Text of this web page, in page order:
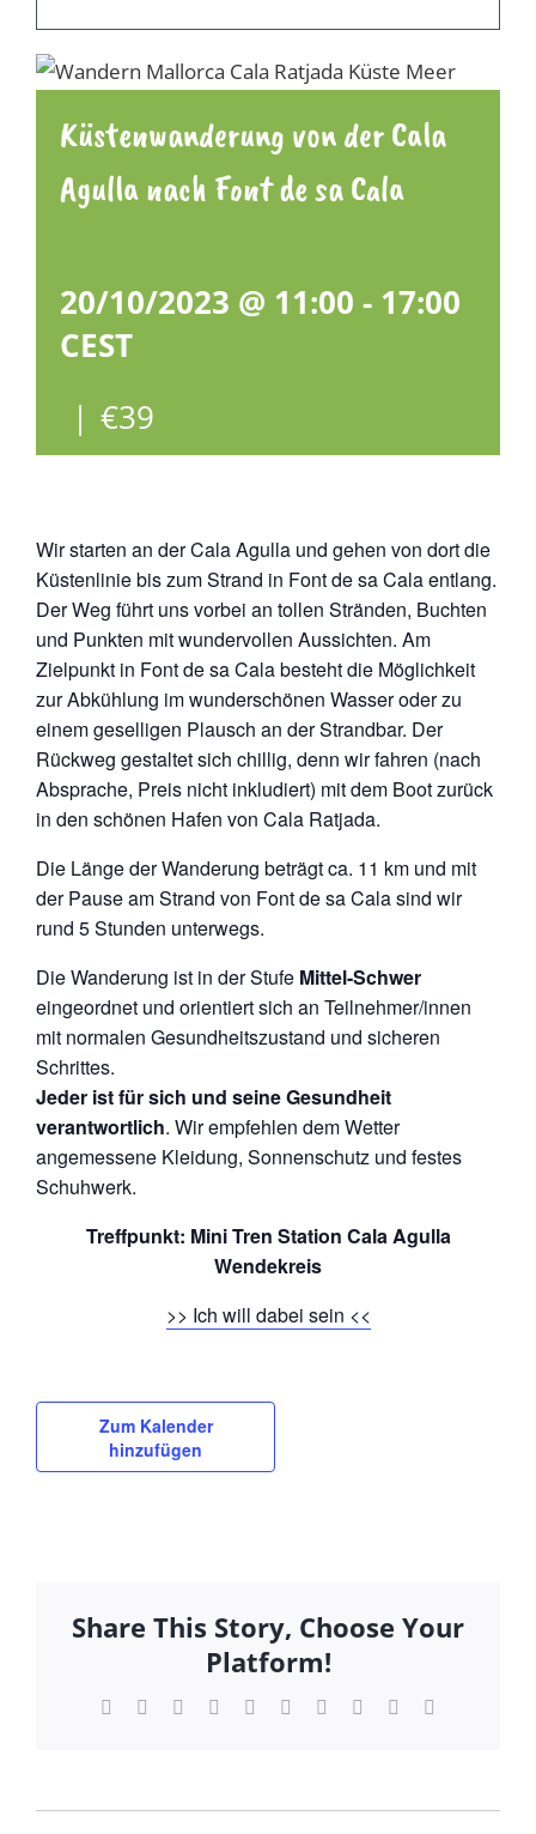
Küstenwanderung von der Cala
Agulla nach Font de sa Cala
20/10/2023 @ 11:00 - 17:00
CEST
| €39
Wir starten an der Cala Agulla und gehen von dort die
Küstenlinie bis zum Strand in Font de sa Cala entlang.
Der Weg führt uns vorbei an tollen Stränden, Buchten
und Punkten mit wundervollen Aussichten. Am
Zielpunkt in Font de sa Cala besteht die Möglichkeit
zur Abkühlung im wunderschönen Wasser oder zu
einem geselligen Plausch an der Strandbar. Der
Rückweg gestaltet sich chillig, denn wir fahren (nach
Absprache, Preis nicht inkludiert) mit dem Boot zurück
in den schönen Hafen von Cala Ratjada.
Die Länge der Wanderung beträgt ca. 11 km und mit
der Pause am Strand von Font de sa Cala sind wir
rund 5 Stunden unterwegs.
Die Wanderung ist in der Stufe Mittel-Schwer
eingeordnet und orientiert sich an Teilnehmer/innen
mit normalen Gesundheitszustand und sicheren
Schrittes.
Jeder ist für sich und seine Gesundheit
verantwortlich. Wir empfehlen dem Wetter
angemessene Kleidung, Sonnenschutz und festes
Schuhwerk.
Treffpunkt: Mini Tren Station Cala Agulla
Wendekreis
>> Ich will dabei sein <<
Zum Kalender
hinzufügen
Share This Story, Choose Your
Platform!
Facebook
TwitterReddit LinkedInWhatsApp
TumblrPinterest Xing